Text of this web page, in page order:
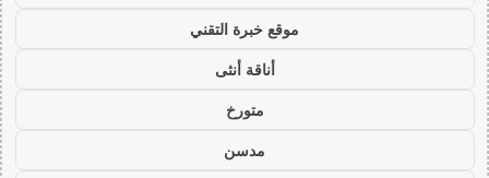
موقع خبرة التقني
أناقة أنثى
متورخ
مدسن